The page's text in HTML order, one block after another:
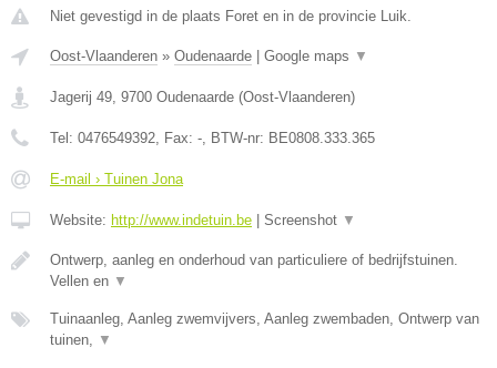
Niet gevestigd in de plaats Foret en in de provincie Luik.
Oost-Vlaanderen » Oudenaarde Google maps ▼
Jagerij 49, 9700 Oudenaarde (Oost-Vlaanderen)
Tel: 0476549392, Fax: -, BTW-nr: BE0808.333.365
E-mail › Tuinen Jona
Website: http://www.indetuin.be Screenshot ▼
Ontwerp, aanleg en onderhoud van particuliere of bedrijfstuinen.
Vellen en ▼
Tuinaanleg, Aanleg zwemvijvers, Aanleg zwembaden, Ontwerp van
tuinen, ▼